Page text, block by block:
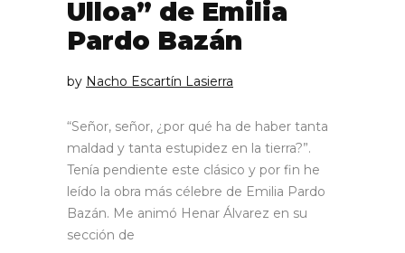
Ulloa” de Emilia
Pardo Bazán
by Nacho Escartín Lasierra
“Señor, señor, ¿por qué ha de haber tanta
maldad y tanta estupidez en la tierra?”.
Tenía pendiente este clásico y por fin he
leído la obra más célebre de Emilia Pardo
Bazán. Me animó Henar Álvarez en su
sección de